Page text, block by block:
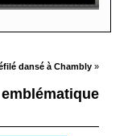
dansé à Chambly »